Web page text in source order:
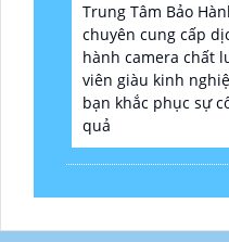
Trung Tâm Bảo
chuyên cung cấp
hành camera chất
viên giàu kinh
bạn khắc phục sự
quả